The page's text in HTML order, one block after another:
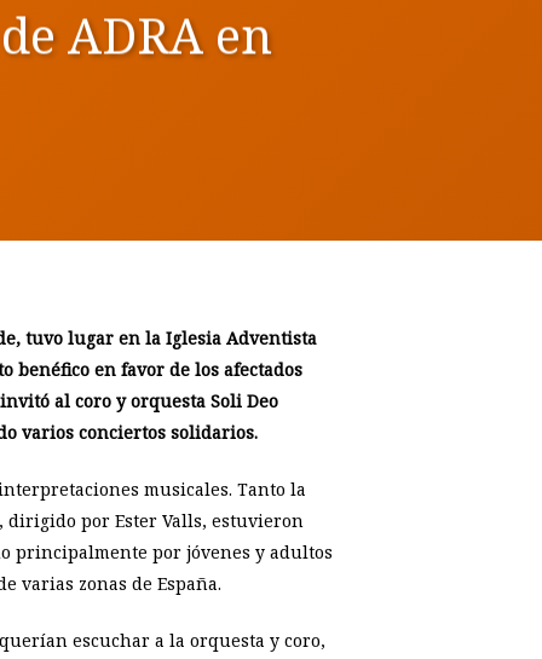
ADRA en
tuvo lugar en la Iglesia Adventista
benéfico en favor de los afectados
al coro y orquesta Soli Deo
varios conciertos solidarios.
musicales. Tanto la
dirigido por Ester Valls, estuvieron
principalmente por jóvenes y adultos
varias zonas de España.
escuchar a la orquesta y coro,